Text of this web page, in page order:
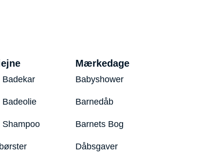
Badekar
Badeolie
Shampoo
Mærkedage
Babyshower
Barnedåb
Barnets Bog
Dåbsgaver